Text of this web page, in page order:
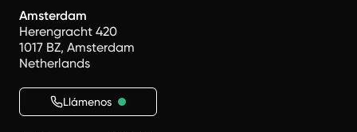
Amsterdam
Herengracht 420
1017 BZ, Amsterdam
Netherlands
Llámenos